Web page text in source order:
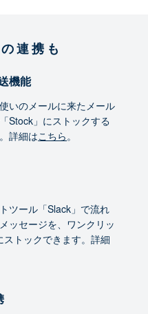
連携も
機能
いのメールに来たメール
Stock」にストックする
詳細はこちら。
ツール「Slack」で流れ
ッセージを、ワンクリッ
ストックできます。詳細